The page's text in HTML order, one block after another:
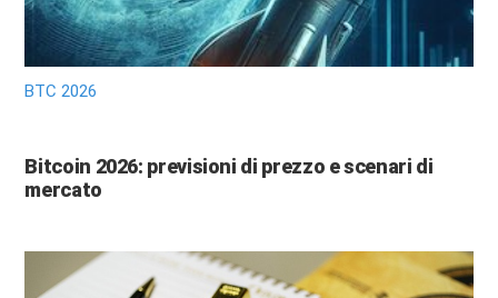
BTC 2026
Bitcoin 2026: previsioni di prezzo e scenari di
mercato